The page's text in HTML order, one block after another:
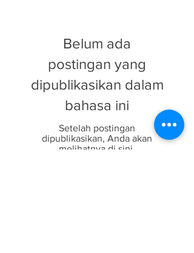
Belum ada
postingan yang
dipublikasikan dalam
bahasa ini
Setelah postingan
dipublikasikan, Anda akan
melihatnya di sini.